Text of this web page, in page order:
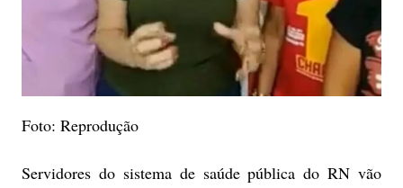
Foto: Reprodução
Servidores do sistema de saúde pública do RN vão